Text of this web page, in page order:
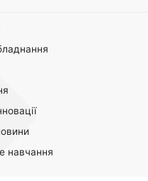
навчання